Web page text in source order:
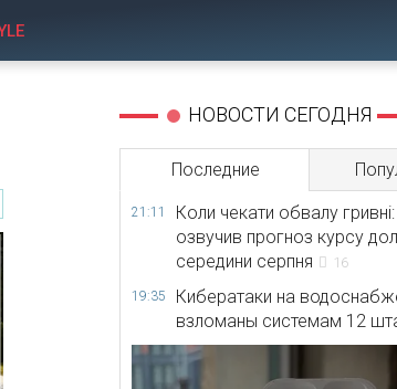
НОВОСТИ СЕГОДНЯ
Последние
21:11
Коли чекати обвалу гривні:
озвучив прогноз курсу
середини серпня
16
19:35
Кибератаки на
взломаны системам 12